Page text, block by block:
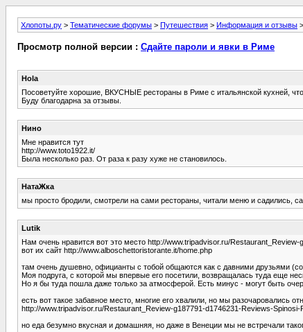
Хлопоты.ру > Тематические форумы > Путешествия > Информация и отзывы >
Просмотр полной версии : Сдайте пароли и явки в Риме
Hola
Посоветуйте хорошие, ВКУСНЫЕ рестораны в Риме с итальянской кухней,
Буду благодарна за отзывы.
Нино
Мне нравится тут
http://www.toto1922.it/
Была несколько раз. От раза к разу хуже не становилось.
НатаЖка
мы просто бродили, смотрели на сами рестораны, читали меню и садились,
Lutik
Нам очень нравится вот это место http://www.tripadvisor.ru/
вот их сайт http://www.alboschettoristorante.it/home.php
там очень душевно, официанты с тобой общаются как с давними друзьями
Моя подруга, с которой мы впервые его посетили, возвращалась туда еще
Но я бы туда пошла даже только за атмосферой. Есть минус - могут быть
есть вот такое забавное место, многие его хвалили, но мы разочаровались
http://www.tripadvisor.ru/Restaurant_Review-g187791-d1746231-Reviews-Spinosi-
но еда безумно вкусная и домашняя, но даже в Венеции мы не встречали